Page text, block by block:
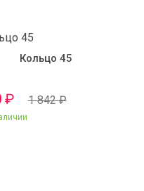
Кольцо 45
₽ 1 842₽